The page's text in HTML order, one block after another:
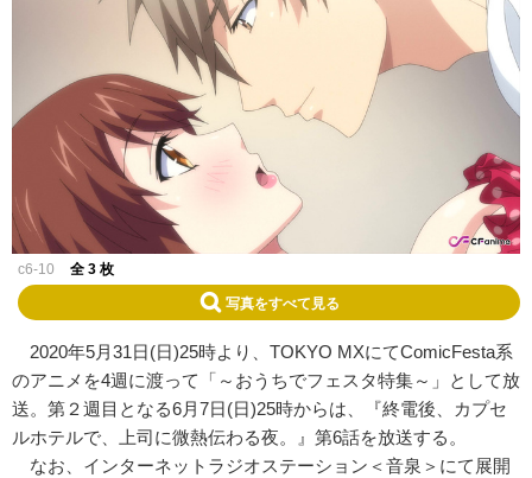
c6-10 全 3 枚
写真をすべて見る
2020年5月31日(日)25時より、TOKYO MXにてComicFesta系
のアニメを4週に渡って「～おうちでフェスタ特集～」として放
送。第２週目となる6月7日(日)25時からは、『終電後、カプセ
ルホテルで、上司に微熱伝わる夜。』第6話を放送する。
なお、インターネットラジオステーション＜音泉＞にて展開